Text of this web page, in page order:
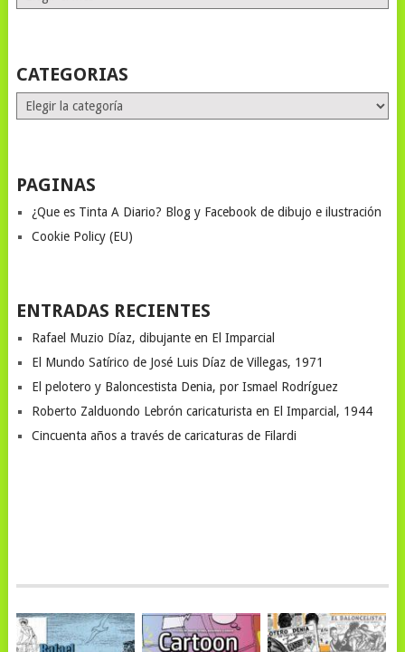
MONTHS
CATEGORIAS
Categorias
PAGINAS
¿Que es Tinta A Diario? Blog y Facebook de dibujo e ilustración
Cookie Policy (EU)
ENTRADAS RECIENTES
Rafael Muzio Díaz, dibujante en El Imparcial
El Mundo Satírico de José Luis Díaz de Villegas, 1971
El pelotero y Baloncestista Denia, por Ismael Rodríguez
Roberto Zalduondo Lebrón caricaturista en El Imparcial, 1944
Cincuenta años a través de caricaturas de Filardi